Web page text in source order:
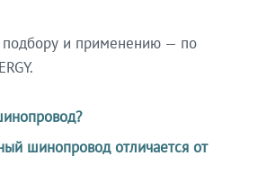
подбору и применению — по
шинопровод отличается от